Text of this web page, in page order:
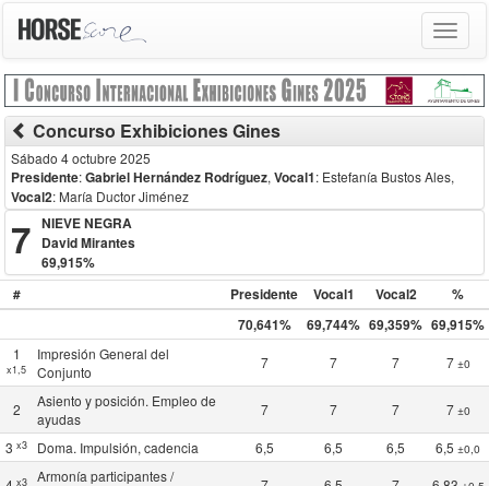
Toggle
Concurso Exhibiciones Gines
Sábado 4 octubre 2025
Presidente:Gabriel Hernández Rodríguez, Vocal1: Estefanía Bustos Ales,
Vocal2: María Ductor Jiménez
7 NIEVE NEGRA
David Mirantes
69,915%
#
Presidente Vocal1 Vocal2
%
70,641%
69,744% 69,359% 69,915%
1
x1,5
Impresión General del
Conjunto
7 7 7 7 ±0
2
Asiento y posición. Empleo de
ayudas
7 7 7 7 ±0
3 x3 Doma. Impulsión, cadencia 6,5 6,5 6,5 6,5 ±0,0
x3
Armonía participantes /